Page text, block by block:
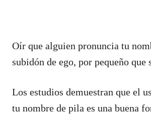
Oír que alguien pronuncia tu
subidón de ego, por pequeño que
Los estudios demuestran que el
tu nombre de pila es una buena